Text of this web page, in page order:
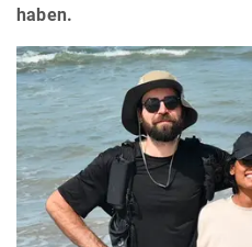
haben.